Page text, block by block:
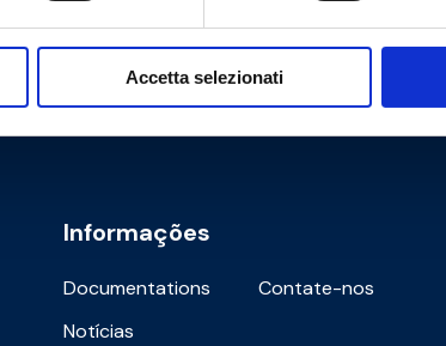
Accetta selezionati
Informações
Documentations
Contate-nos
Notícias